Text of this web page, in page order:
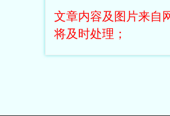
文章内容及图片来自
将及时处理；